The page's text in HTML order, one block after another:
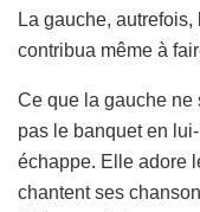
La gauche,
contribua même à
Ce que la gauche ne
pas le banquet en
échappe. Elle adore
chantent ses